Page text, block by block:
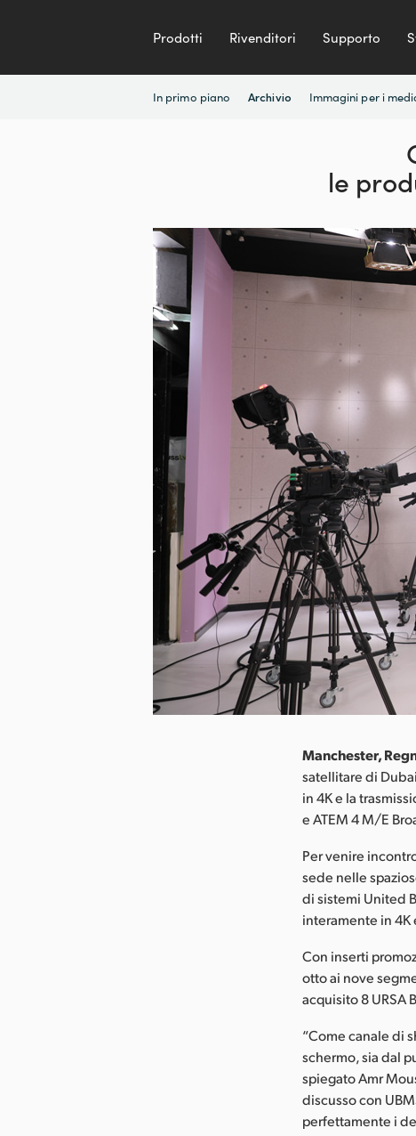
Prodotti Rivenditori Supporto
In primo piano Archivio Immagini per i
le
Manchester,
satellitare di
in 4K e la
e ATEM 4 M/E
Per venire
sede nelle
di sistemi United
interamente in 4K
Con inserti
otto ai nove
acquisito 8 URSA
“Come canale di
schermo, sia dal
spiegato Amr
discusso con
perfettamente i